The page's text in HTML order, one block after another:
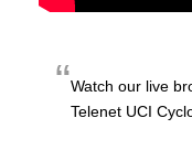
Watch our live
Telenet UCI